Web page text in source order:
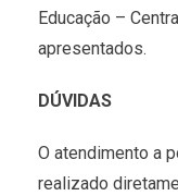
Educação –
apresentados.
DÚVIDAS
O atendimento a
realizado